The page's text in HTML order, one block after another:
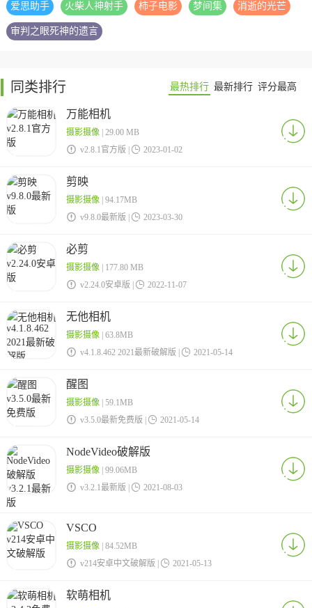
爱思助手 火柴人神射手 柿子电影 梦间集 消逝的光芒
审判之眼死神的遗言
同类排行 最热排行 最新排行 评分最高
万能相机
摄影摄像| 29.00 MB
 v2.8.1官方版 |  2023-01-02
剪映
摄影摄像| 94.17MB
 v9.8.0最新版 |  2023-03-30
必剪
摄影摄像| 177.80 MB
 v2.24.0安卓版 |  2022-11-07
无他相机
摄影摄像| 63.8MB
 v4.1.8.462 2021最新破解版 |  2021-05-14
醒图
摄影摄像| 59.1MB
 v3.5.0最新免费版 |  2021-05-14
NodeVideo破解版
摄影摄像| 99.06MB
 v3.2.1最新版 |  2021-08-03
VSCO
摄影摄像| 84.52MB
 v214安卓中文破解版 |  2021-05-13
软萌相机